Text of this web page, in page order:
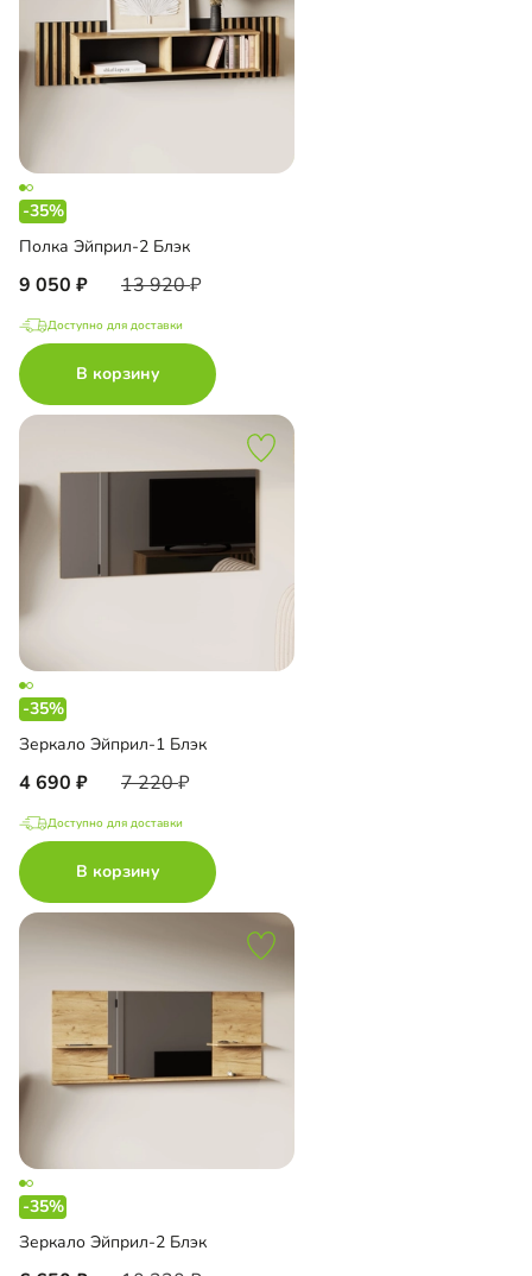
-35%
Полка Эйприл-2 Блэк
9 050 13 920
Доступно для доставки
В корзину
-35%
Зеркало Эйприл-1 Блэк
4 690 7 220
Доступно для доставки
В корзину
-35%
Зеркало Эйприл-2 Блэк